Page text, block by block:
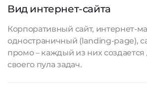
Вид интернет-сайта
Корпоративный сайт, интернет-
одностраничный (landing-page),
промо – каждый из них
своего пула задач.